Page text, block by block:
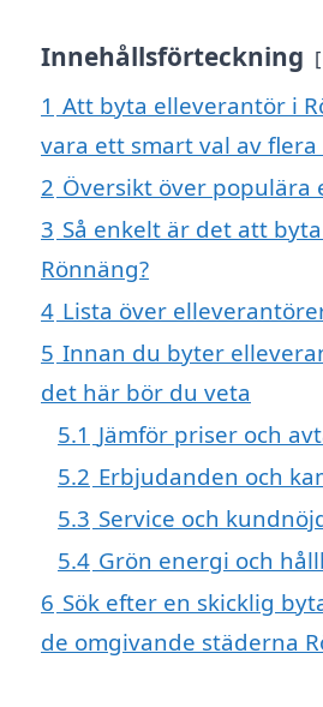
Innehållsförteckning
1 Att byta elleverantör i
vara ett smart val av flera
2 Översikt över populära
3 Så enkelt är det att
Rönnäng?
4 Lista över
5 Innan du byter
det här bör du veta
5.1 Jämför priser och
5.2 Erbjudanden och
5.3 Service och
5.4 Grön energi och
6 Sök efter en skicklig
de omgivande städerna